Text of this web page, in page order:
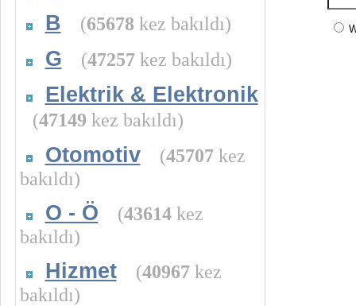
B (65678 kez bakıldı)
G (47257kez bakıldı)
Elektrik & Elektronik
(47149 kez bakıldı)
Otomotiv (45707kez
bakıldı)
O - Ö (43614kez
bakıldı)
Hizmet (40967kez
bakıldı)